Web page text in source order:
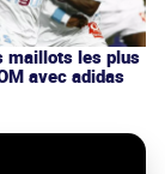
maillots les plus
avec adidas